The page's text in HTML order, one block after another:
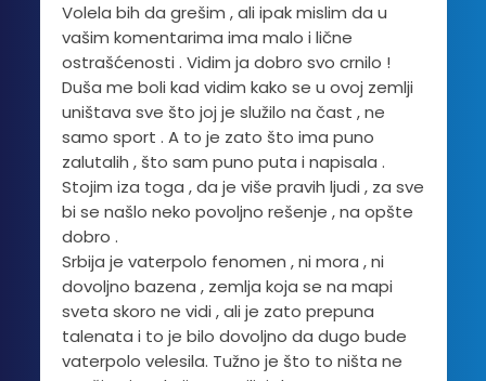
Volela bih da grešim , ali ipak mislim da u
vašim komentarima ima malo i lične
ostrašćenosti . Vidim ja dobro svo crnilo !
Duša me boli kad vidim kako se u ovoj zemlji
uništava sve što joj je služilo na čast , ne
samo sport . A to je zato što ima puno
zalutalih , što sam puno puta i napisala .
Stojim iza toga , da je više pravih ljudi , za sve
bi se našlo neko povoljno rešenje , na opšte
dobro .
Srbija je vaterpolo fenomen , ni mora , ni
dovoljno bazena , zemlja koja se na mapi
sveta skoro ne vidi , ali je zato prepuna
talenata i to je bilo dovoljno da dugo bude
vaterpolo velesila. Tužno je što to ništa ne